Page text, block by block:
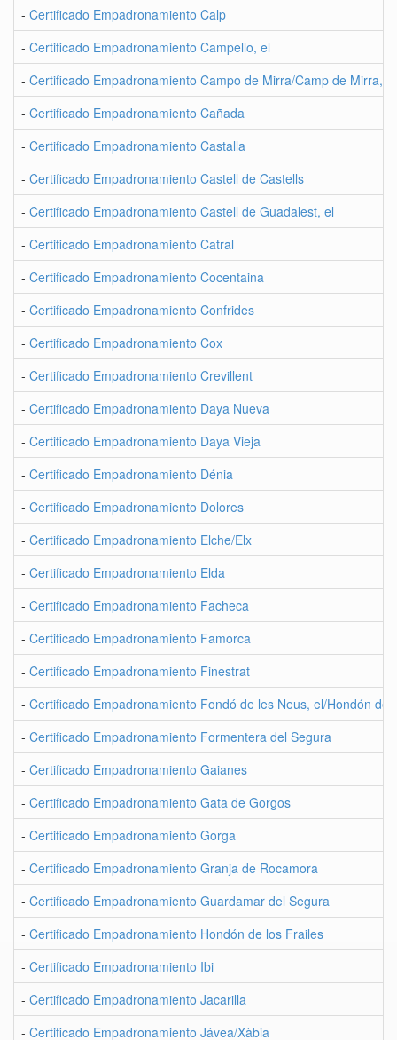
- Certificado Empadronamiento Calp
- Certificado Empadronamiento Campello, el
- Certificado Empadronamiento Campo de Mirra/Camp de Mirra, el
- Certificado Empadronamiento Cañada
- Certificado Empadronamiento Castalla
- Certificado Empadronamiento Castell de Castells
- Certificado Empadronamiento Castell de Guadalest, el
- Certificado Empadronamiento Catral
- Certificado Empadronamiento Cocentaina
- Certificado Empadronamiento Confrides
- Certificado Empadronamiento Cox
- Certificado Empadronamiento Crevillent
- Certificado Empadronamiento Daya Nueva
- Certificado Empadronamiento Daya Vieja
- Certificado Empadronamiento Dénia
- Certificado Empadronamiento Dolores
- Certificado Empadronamiento Elche/Elx
- Certificado Empadronamiento Elda
- Certificado Empadronamiento Facheca
- Certificado Empadronamiento Famorca
- Certificado Empadronamiento Finestrat
- Certificado Empadronamiento Fondó de les Neus, el/Hondón de
- Certificado Empadronamiento Formentera del Segura
- Certificado Empadronamiento Gaianes
- Certificado Empadronamiento Gata de Gorgos
- Certificado Empadronamiento Gorga
- Certificado Empadronamiento Granja de Rocamora
- Certificado Empadronamiento Guardamar del Segura
- Certificado Empadronamiento Hondón de los Frailes
- Certificado Empadronamiento Ibi
- Certificado Empadronamiento Jacarilla
- Certificado Empadronamiento Jávea/Xàbia